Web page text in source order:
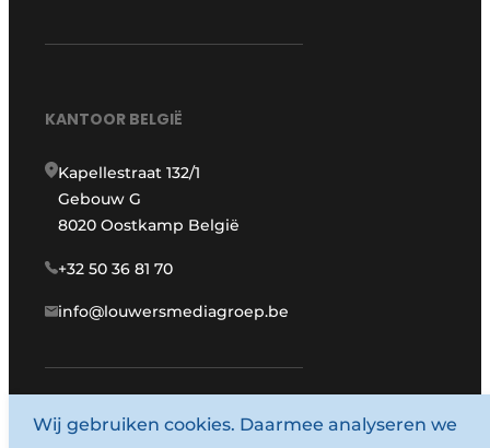
KANTOOR BELGIË
Kapellestraat 132/1
Gebouw G
8020 Oostkamp België
+32 50 36 81 70
info@louwersmediagroep.be
www.louwersmediagroep.com
Wij gebruiken cookies. Daarmee analyseren we